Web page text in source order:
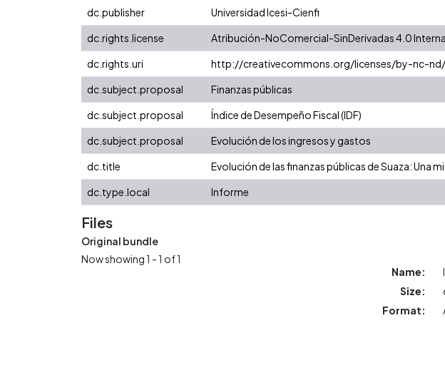
dc.publisher
Universidad Icesi-Cienfi
dc.rights.license
Atribución-NoComercial-SinDerivadas 4.0
dc.rights.uri
http://creativecommons.org/licenses/by-nc-
dc.subject.proposal
Finanzas públicas
dc.subject.proposal
Índice de Desempeño Fiscal (IDF)
dc.subject.proposal
Evolución de los ingresos y gastos
dc.title
Evolución de las finanzas públicas de Suaza: Una
dc.type.local
Informe
Files
Original bundle
Now showing1 - 1 of 1
Name:
Size:
Format: